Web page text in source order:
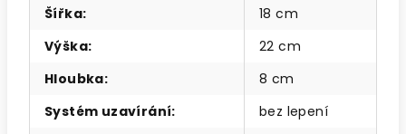
Šířka:
18 cm
Výška:
22 cm
Hloubka:
8 cm
Systém uzavírání:
bez lepení